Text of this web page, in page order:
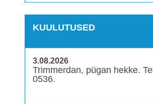
KUULUTUSED
3.08.2026
Trimmerdan, pügan hekke.
0536.